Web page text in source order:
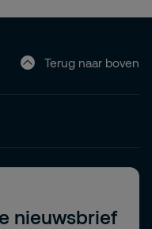
Terug naar boven
nieuwsbrief